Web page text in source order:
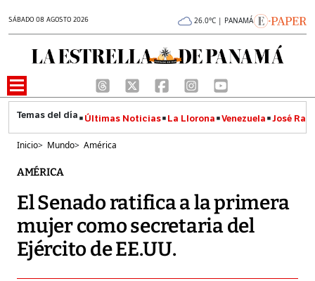
SÁBADO 08 AGOSTO 2026 26.0°C | PANAMÁ
Últimas Noticias La Llorona Venezuela José
Inicio> Mundo> América
AMÉRICA
El Senado ratifica a la primera
mujer como secretaria del
Ejército de EE.UU.